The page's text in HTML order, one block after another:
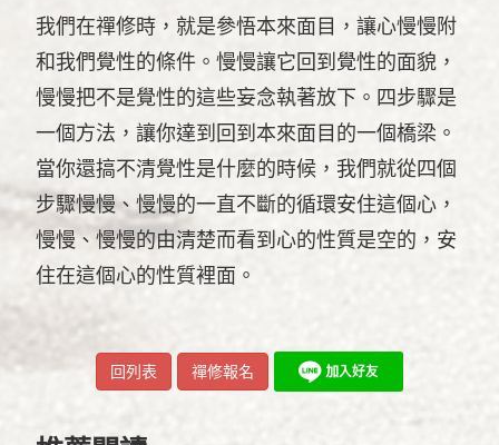
我們在禪修時，就是參悟本來面目，讓心慢慢附
和我們覺性的條件。慢慢讓它回到覺性的面貌，
慢慢把不是覺性的這些妄念執著放下。四步驟是
一個方法，讓你達到回到本來面目的一個橋梁。
當你還搞不清覺性是什麼的時候，我們就從四個
步驟慢慢、慢慢的一直不斷的循環安住這個心，
慢慢、慢慢的由清楚而看到心的性質是空的，安
住在這個心的性質裡面。
回列表 禪修報名